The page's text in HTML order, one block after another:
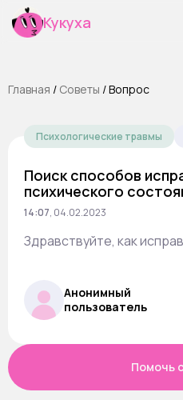
Кукуха
Главная / Cоветы /Вопрос
Психологические травмы
Поиск способов
психического
14:07, 04.02.2023
Здравствуйте, как
Анонимный
пользователь
Помочь